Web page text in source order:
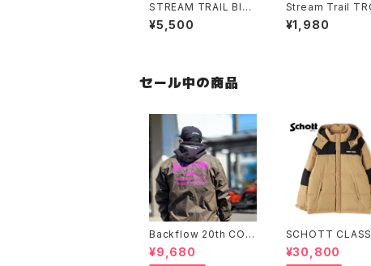
STREAM TRAIL Blo
w(ブロー)
¥5,500
Stream Trail
DE M(トロピードM)
¥1,980
セール中の商品
Backflow 20th COL
LEGE COACH JACK
ET
¥9,680
SCHOTT
-TONE DOWN
ET
¥30,800